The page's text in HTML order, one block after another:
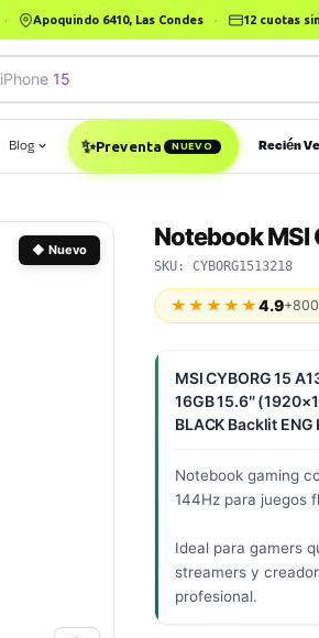
· Apoquindo 6410, Las Condes · 12 cuotas
Ma|
Blog ✨Preventa NUEVO Recién
◆ Nuevo Notebook MSI
SKU: CYBORG1513218
★★★★★4.9
MSI CYBORG 15
16GB 15.6″
BLACK Backlit
Notebook gaming
144Hz para juegos
Ideal para gamers
streamers y
profesional.